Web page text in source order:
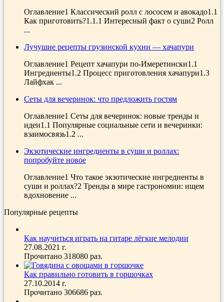
Оглавление1 Классический ролл с лососем и авокадо1.1
Как приготовить?1.1.1 Интересный факт о суши2 Ролл
...
Лучушие рецепты грузинской кухни — хачапури
Оглавление1 Рецепт хачапури по-Имеретински1.1
Ингредиенты1.2 Процесс приготовления хачапури1.3
Лайфхак ...
Сеты для вечеринок: что предложить гостям
Оглавление1 Сеты для вечеринок: новые тренды и
идеи1.1 Популярные социальные сети и вечеринки:
взаимосвязь1.2 ...
Экзотические ингредиенты в суши и роллах:
попробуйте новое
Оглавление1 Что такое экзотические ингредиенты в
суши и роллах?2 Тренды в мире гастрономии: ищем
вдохновение ...
Популярные рецепты
Как научиться играть на гитаре лёгкие мелодии
27.08.2021 г.
Прочитано 318080 раз.
Как правильно готовить в горшочках
27.10.2014 г.
Прочитано 306686 раз.